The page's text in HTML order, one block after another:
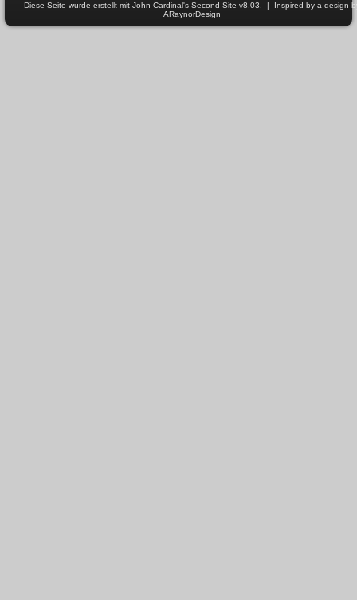
Diese Seite wurde erstellt mit John Cardinal's Second Site v8.03. | Inspired by a design
ARaynorDesign